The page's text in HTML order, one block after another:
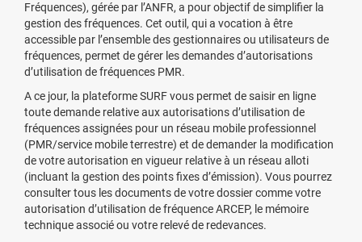
Fréquences), gérée par l’ANFR, a pour objectif de simplifier la
gestion des fréquences. Cet outil, qui a vocation à être
accessible par l’ensemble des gestionnaires ou utilisateurs de
fréquences, permet de gérer les demandes d’autorisations
d’utilisation de fréquences PMR.
A ce jour, la plateforme SURF vous permet de saisir en ligne
toute demande relative aux autorisations d’utilisation de
fréquences assignées pour un réseau mobile professionnel
(PMR/service mobile terrestre) et de demander la modification
de votre autorisation en vigueur relative à un réseau alloti
(incluant la gestion des points fixes d’émission). Vous pourrez
consulter tous les documents de votre dossier comme votre
autorisation d’utilisation de fréquence ARCEP, le mémoire
technique associé ou votre relevé de redevances.